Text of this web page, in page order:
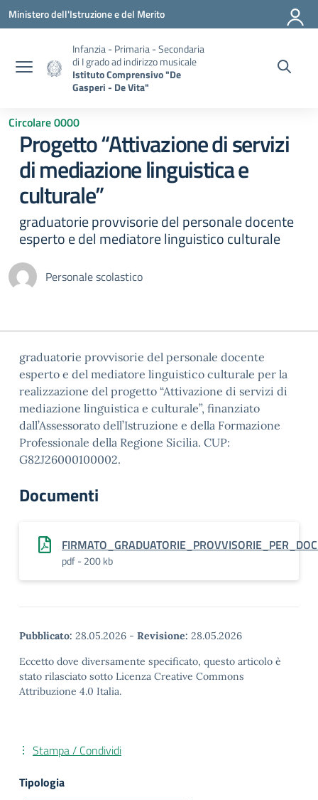
Vai ai contenuti
Vai al menu di navigazione
Vai al footer
Ministero dell'Istruzione e del Merito
Infanzia - Primaria - Secondaria
di I grado ad indirizzo musicale
Istituto Comprensivo "De
Gasperi - De Vita"
Circolare 0000
Progetto “Attivazione di servizi
di mediazione linguistica e
culturale”
graduatorie provvisorie del personale docente
esperto e del mediatore linguistico culturale
Personale scolastico
graduatorie provvisorie del personale docente
esperto e del mediatore linguistico culturale per la
realizzazione del progetto “Attivazione di servizi di
mediazione linguistica e culturale”, finanziato
dall’Assessorato dell’Istruzione e della Formazione
Professionale della Regione Sicilia. CUP:
G82J26000100002.
Documenti
pdf - 200 kb
Pubblicato: 28.05.2026 - Revisione: 28.05.2026
Eccetto dove diversamente specificato, questo articolo è
stato rilasciato sotto Licenza Creative Commons
Attribuzione 4.0 Italia.
Stampa / Condividi
Tipologia